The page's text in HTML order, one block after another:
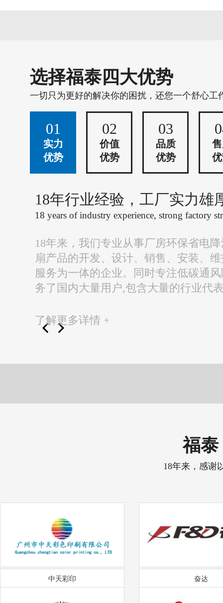
选择福泰四大优势
一切只为更好的解决你的困扰，还您一个舒心工
01
实力
优势
02
价值
优势
03
品质
优势
18年行业经验，工厂实力雄
18 years of industry experience, strong factory
18年来，我们专业从事厂房环保省电
扇产品的开发、设计、销售、安装、
服务为一体的企业。同时专注低碳通
务了国内大量用户,包含大量的行业代
了解更多详情 +
福泰
18年来，感谢
中天彩印 奋达